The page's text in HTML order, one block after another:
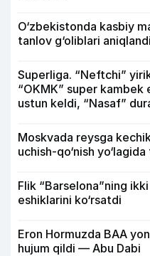
O‘zbekistonda kasbiy
tanlov g‘oliblari aniqlandi
Superliga. “Neftchi”
“OKMK” super kambek
ustun keldi, “Nasaf”
Moskvada reysga
uchish-qo‘nish
Flik “Barselona”ning
eshiklarini ko‘rsatdi
Eron Hormuzda BAA
hujum qildi — Abu Dabi